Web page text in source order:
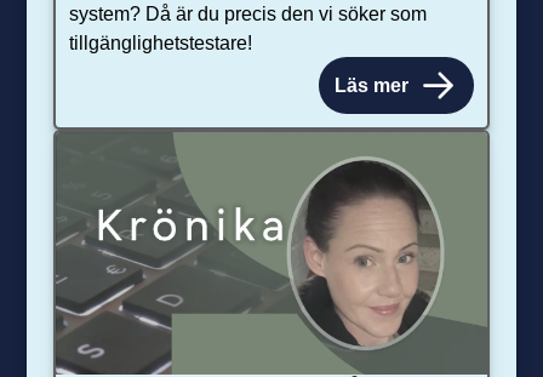
system? Då är du precis den vi söker som
tillgänglighetstestare!
Läs mer